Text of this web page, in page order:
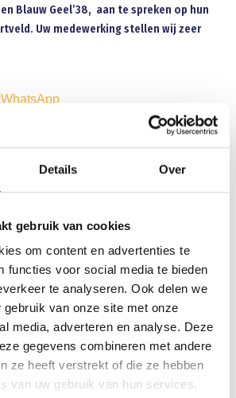
Details Over
gebruik van cookies
om content en advertenties te
functies voor social media te bieden
te analyseren. Ook delen we
gebruik van onze site met onze
media, adverteren en analyse. Deze
gegevens combineren met andere
ze heeft verstrekt of die ze hebben
van uw gebruik van hun services.
Blauw Geel’38, aan te spreken op hun
Uw medewerking stellen wij zeer
WhatsApp
toernooi op zaterdag 09 januari gaat niet
door!
(door)SCHAATSEN